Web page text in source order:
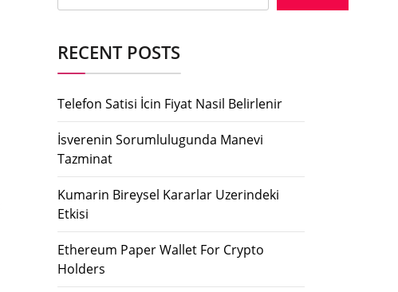
RECENT POSTS
Telefon Satisi İcin Fiyat Nasil Belirlenir
İsverenin Sorumlulugunda Manevi
Tazminat
Kumarin Bireysel Kararlar Uzerindeki
Etkisi
Ethereum Paper Wallet For Crypto
Holders